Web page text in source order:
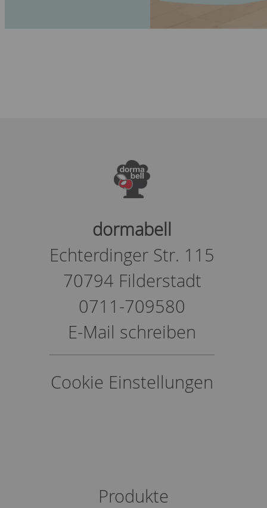
dormabell
Echterdinger Str. 115
70794 Filderstadt
0711-709580
E-Mail schreiben
Cookie Einstellungen
Produkte